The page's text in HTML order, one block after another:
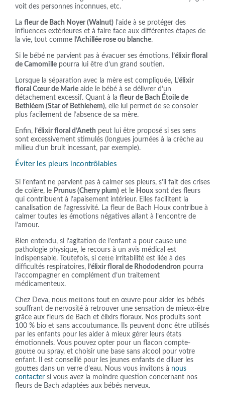
voit des personnes inconnues, etc.
La fleur de Bach Noyer (Walnut) l’aide à se protéger des
influences extérieures et à faire face aux différentes étapes de
la vie, tout comme l’Achillée rose ou blanche.
Si le bébé ne parvient pas à évacuer ses émotions, l’élixir floral
de Camomille pourra lui être d’un grand soutien.
Lorsque la séparation avec la mère est compliquée, L’élixir
floral Cœur de Marie aide le bébé à se délivrer d’un
détachement excessif. Quant à la fleur de Bach Étoile de
Bethléem (Star of Bethlehem), elle lui permet de se consoler
plus facilement de l’absence de sa mère.
Enfin, l’élixir floral d’Aneth peut lui être proposé si ses sens
sont excessivement stimulés (longues journées à la crèche au
milieu d’un bruit incessant, par exemple).
Éviter les pleurs incontrôlables
Si l’enfant ne parvient pas à calmer ses pleurs, s’il fait des crises
de colère, le Prunus (Cherry plum) et le Houx sont des fleurs
qui contribuent à l’apaisement intérieur. Elles facilitent la
canalisation de l’agressivité. La fleur de Bach Houx contribue à
calmer toutes les émotions négatives allant à l’encontre de
l’amour.
Bien entendu, si l’agitation de l’enfant a pour cause une
pathologie physique, le recours à un avis médical est
indispensable. Toutefois, si cette irritabilité est liée à des
difficultés respiratoires, l’élixir floral de Rhododendron pourra
l’accompagner en complément d’un traitement
médicamenteux.
Chez Deva, nous mettons tout en œuvre pour aider les bébés
souffrant de nervosité à retrouver une sensation de mieux-être
grâce aux fleurs de Bach et élixirs floraux. Nos produits sont
100 % bio et sans accoutumance. Ils peuvent donc être utilisés
par les enfants pour les aider à mieux gérer leurs états
émotionnels. Vous pouvez opter pour un flacon compte-
goutte ou spray, et choisir une base sans alcool pour votre
enfant. Il est conseillé pour les jeunes enfants de diluer les
gouttes dans un verre d’eau. Nous vous invitons à nous
contacter si vous avez la moindre question concernant nos
fleurs de Bach adaptées aux bébés nerveux.